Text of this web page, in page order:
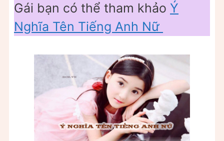
Gái bạn có thể tham khảo Ý
Nghĩa Tên Tiếng Anh Nữ